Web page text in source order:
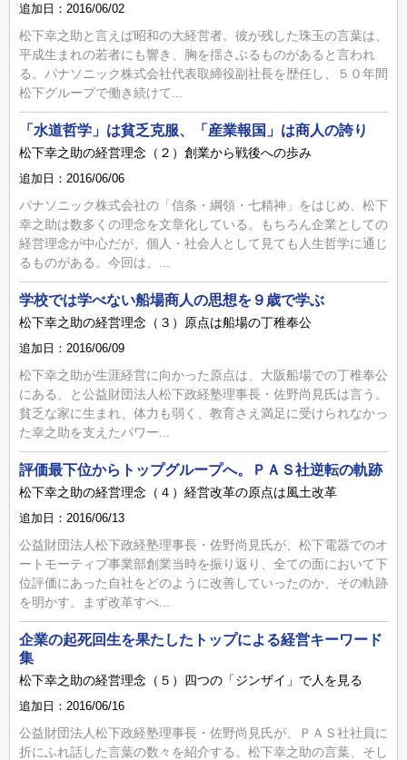
追加日：2016/06/02
松下幸之助と言えば昭和の大経営者。彼が残した珠玉の言葉は、
平成生まれの若者にも響き、胸を揺さぶるものがあると言われ
る。パナソニック株式会社代表取締役副社長を歴任し、５０年間
松下グループで働き続けて...
「水道哲学」は貧乏克服、「産業報国」は商人の誇り
松下幸之助の経営理念（２）創業から戦後への歩み
追加日：2016/06/06
パナソニック株式会社の「信条・綱領・七精神」をはじめ、松下
幸之助は数多くの理念を文章化している。もちろん企業としての
経営理念が中心だが、個人・社会人として見ても人生哲学に通じ
るものがある。今回は、...
学校では学べない船場商人の思想を９歳で学ぶ
松下幸之助の経営理念（３）原点は船場の丁稚奉公
追加日：2016/06/09
松下幸之助が生涯経営に向かった原点は、大阪船場での丁稚奉公
にある、と公益財団法人松下政経塾理事長・佐野尚見氏は言う。
貧乏な家に生まれ、体力も弱く、教育さえ満足に受けられなかっ
た幸之助を支えたパワー...
評価最下位からトップグループへ。ＰＡＳ社逆転の軌跡
松下幸之助の経営理念（４）経営改革の原点は風土改革
追加日：2016/06/13
公益財団法人松下政経塾理事長・佐野尚見氏が、松下電器でのオ
ートモーティブ事業部創業当時を振り返り、全ての面において下
位評価にあった自社をどのように改善していったのか、その軌跡
を明かす。まず改革すべ...
企業の起死回生を果たしたトップによる経営キーワード
集
松下幸之助の経営理念（５）四つの「ジンザイ」で人を見る
追加日：2016/06/16
公益財団法人松下政経塾理事長・佐野尚見氏が、ＰＡＳ社社員に
折にふれ話した言葉の数々を紹介する。松下幸之助の言葉、そし